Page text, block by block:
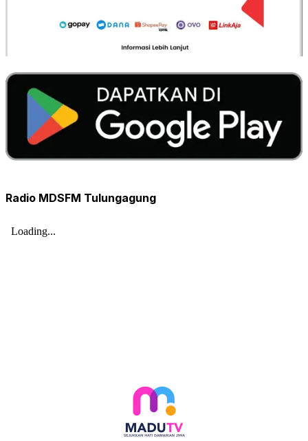
Radio MDSFM Tulungagung